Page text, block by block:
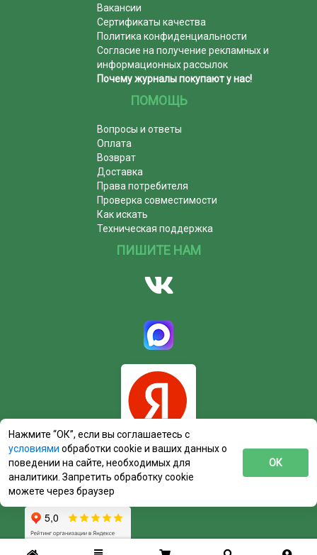
Вакансии
Сертификаты качества
Политика конфиденциальности
Согласие на получение рекламных и
информационных рассылок
Почему журналы покупают у нас!
ПОМОЩЬ
Вопросы и ответы
Оплата
Возврат
Доставка
Права потребителя
Проверка совместимости
Как искать
Техническая поддержка
ПИШИТЕ НАМ
Нажмите “ОК”, если вы соглашаетесь с
условиями обработки cookie и ваших данных о
поведении на сайте, необходимых для
аналитики. Запретить обработку cookie
можете через браузер
ОК